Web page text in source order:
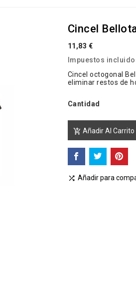
Cincel
11,83 €
Impuestos
Cincel octogonal
eliminar restos de
Cantidad
 Añadir Al Carrito
 Añadir para